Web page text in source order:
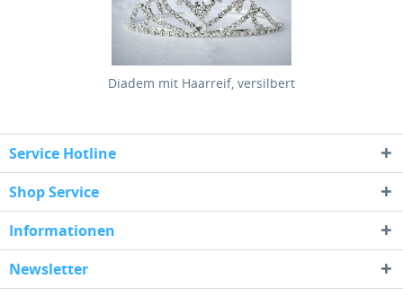
Diadem mit Haarreif, versilbert
Service Hotline
Shop Service
Informationen
Newsletter